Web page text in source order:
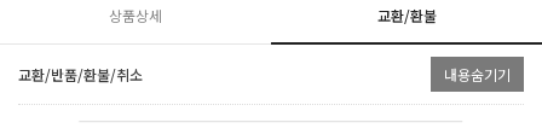
상품상세 교환/환불
교환/반품/환불/취소 내용숨기기